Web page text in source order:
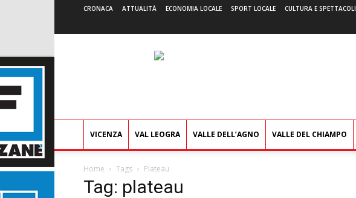
CRONACA ATTUALITÀ ECONOMIA LOCALE SPORT LOCALE CULTURA E SPETTACOLI
VICENZA VAL LEOGRA VALLE DELL’AGNO VALLE DEL CHIAMPO
Home Tags Plateau
Tag: plateau